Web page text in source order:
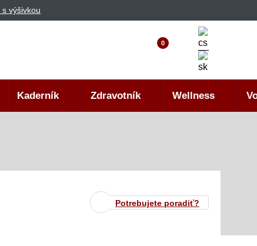
s výšivkou
0
Kaderník Zdravotník Wellness
Potrebujete poradiť?